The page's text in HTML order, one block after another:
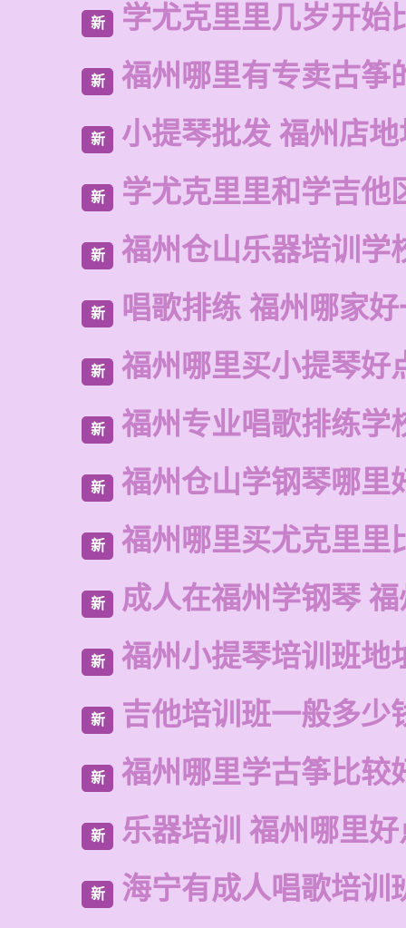
新 学尤克里里几岁开始
新 福州哪里有专卖古筝
新 小提琴批发 福州店
新 学尤克里里和学吉他
新 福州仓山乐器培训学
新 唱歌排练 福州哪家
新 福州哪里买小提琴好
新 福州专业唱歌排练学
新 福州仓山学钢琴哪里
新 福州哪里买尤克里里
新 成人在福州学钢琴
新 福州小提琴培训班地
新 吉他培训班一般多少
新 福州哪里学古筝比较
新 乐器培训 福州哪里
新 海宁有成人唱歌培训